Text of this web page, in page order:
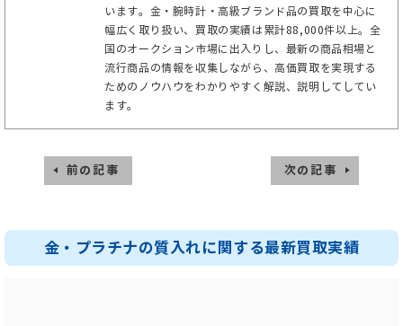
います。金・腕時計・高級ブランド品の買取を中心に
幅広く取り扱い、買取の実績は累計88,000件以上。全
国のオークション市場に出入りし、最新の商品相場と
流行商品の情報を収集しながら、高価買取を実現する
ためのノウハウをわかりやすく解説、説明してしてい
ます。
前の記事 次の記事
金・プラチナの質入れに関する最新買取実績